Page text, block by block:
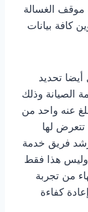
موقف الغسالة
كافة بيانات
أيضا تحديد
الصيانة وذلك
عنه واحد من
تتعرض لها
فريق خدمة
وليس هذا فقط
من تجربة
كفاءة